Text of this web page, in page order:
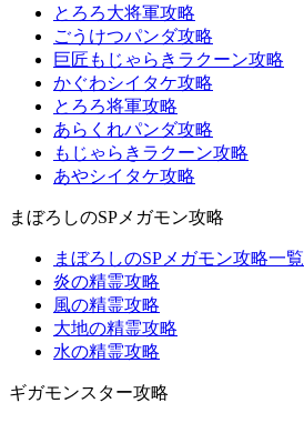
とろろ大将軍攻略
ごうけつパンダ攻略
巨匠もじゃらきラクーン攻略
かぐわシイタケ攻略
とろろ将軍攻略
あらくれパンダ攻略
もじゃらきラクーン攻略
あやシイタケ攻略
まぼろしのSPメガモン攻略
まぼろしのSPメガモン攻略一覧
炎の精霊攻略
風の精霊攻略
大地の精霊攻略
水の精霊攻略
ギガモンスター攻略